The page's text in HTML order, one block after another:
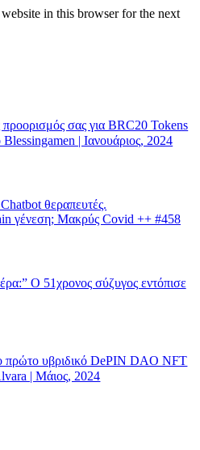
in this browser for the next
σας για BRC20 Tokens
Blessingamen | Ιανουάριος, 2024
θεραπευτές.
γένεση; Μακρύς Covid ++ #458
Ο 51χρονος σύζυγος εντόπισε
πρώτο υβριδικό DePIN DAO NFT
| Μάιος, 2024